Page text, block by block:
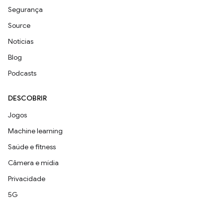
Segurança
Source
Notícias
Blog
Podcasts
DESCOBRIR
Jogos
Machine learning
Saúde e fitness
Câmera e mídia
Privacidade
5G